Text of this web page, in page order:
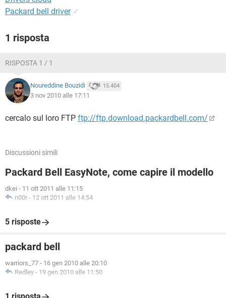
Packard bell driver ✓
1 risposta
RISPOSTA 1 / 1
Noureddine Bouzidi 15.404
3 nov 2010 alle 17:11
cercalo sul loro FTP ftp://ftp.download.packardbell.com/
Discussioni simili
Packard Bell EasyNote, come capire il modello
dkei - 11 ott 2011 alle 11:15
n00r - 12 ott 2011 alle 14:54
5 risposte
packard bell
warriors_77 - 16 gen 2010 alle 20:10
Redley - 19 gen 2010 alle 11:50